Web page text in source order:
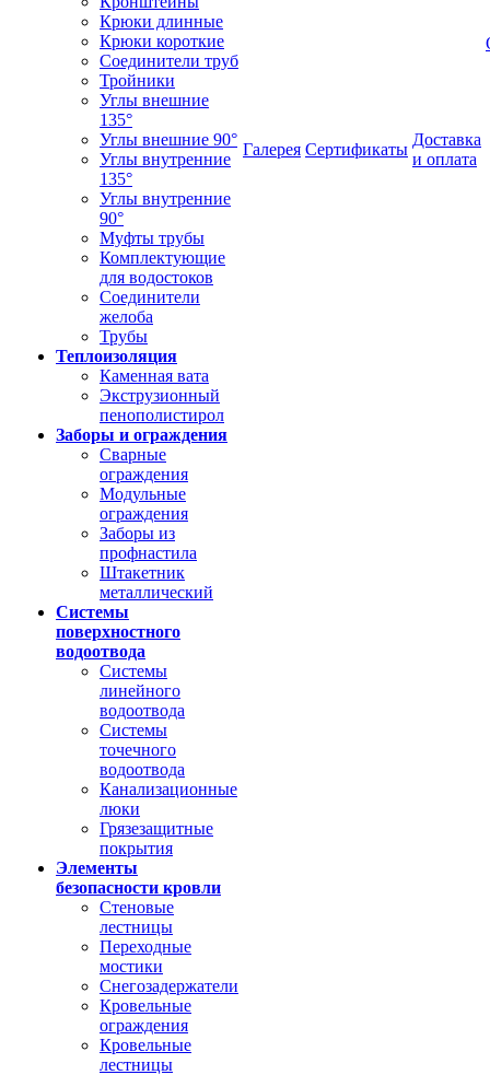
Крюки длинные
Крюки короткие
Соединители труб
Тройники
Углы внешние
135°
Углы внешние 90°
Углы внутренние
135°
Углы внутренние
90°
Муфты трубы
Комплектующие
для водостоков
Соединители
желоба
Трубы
Теплоизоляция
Каменная вата
Экструзионный
пенополистирол
Заборы и ограждения
Сварные
ограждения
Модульные
ограждения
Заборы из
профнастила
Штакетник
металлический
Системы
поверхностного
водоотвода
Системы
линейного
водоотвода
Системы
точечного
водоотвода
Канализационные
люки
Грязезащитные
покрытия
Элементы
безопасности кровли
Стеновые
лестницы
Переходные
мостики
Снегозадержатели
Кровельные
ограждения
Кровельные
лестницы
Галерея Сертификаты
Доставка
и оплата